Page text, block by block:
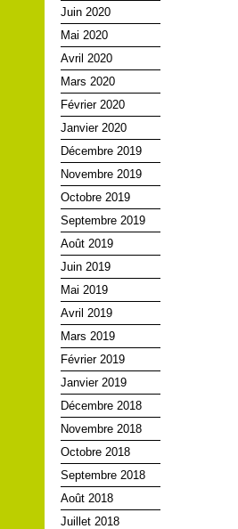
Juin 2020
Mai 2020
Avril 2020
Mars 2020
Février 2020
Janvier 2020
Décembre 2019
Novembre 2019
Octobre 2019
Septembre 2019
Août 2019
Juin 2019
Mai 2019
Avril 2019
Mars 2019
Février 2019
Janvier 2019
Décembre 2018
Novembre 2018
Octobre 2018
Septembre 2018
Août 2018
Juillet 2018